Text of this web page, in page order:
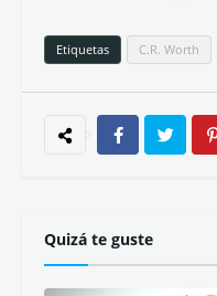
Etiquetas C.R. Worth
Quizá te guste